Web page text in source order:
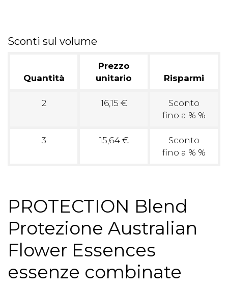
Sconti sul volume
Quantità
Prezzo
unitario
Risparmi
2 16,15 €
Sconto
fino a % %
3 15,64 €
Sconto
fino a % %
PROTECTION Blend
Protezione Australian
Flower Essences
essenze combinate